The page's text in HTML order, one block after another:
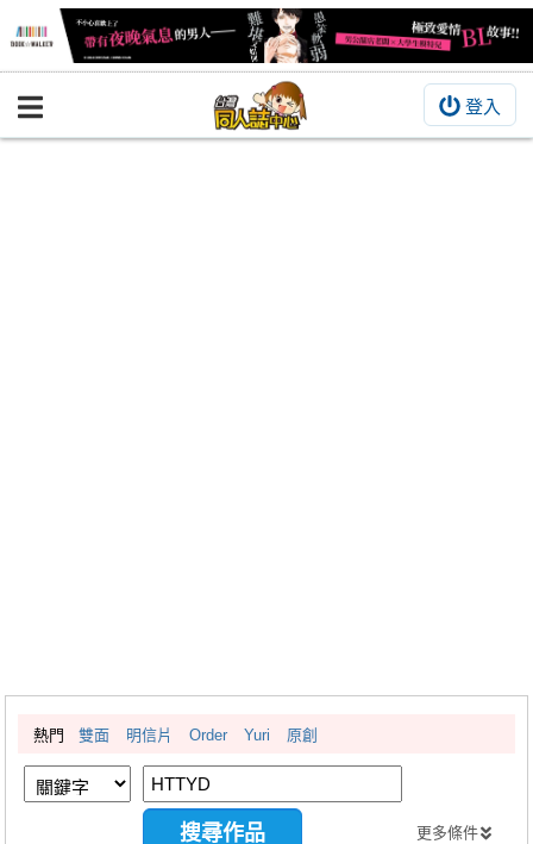
登入
BOOKY書集倉庫
繪圖藝廊
交流中心
攤位轉讓區
熱門 雙面 明信片 Order Yuri 原創
更多條件